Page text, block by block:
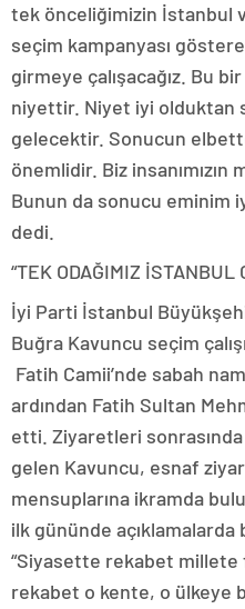
tek önceliğimizin İstanbul
seçim kampanyası
girmeye çalışacağız. Bu
niyettir. Niyet iyi olduktan
gelecektir. Sonucun
önemlidir. Biz insanımızın
Bunun da sonucu eminim
dedi.
“TEK ODAĞIMIZ İSTANBUL
İyi Parti İstanbul
Buğra Kavuncu seçim
Fatih Camii’nde sabah
ardından Fatih Sultan
etti. Ziyaretleri
gelen Kavuncu, esnaf
mensuplarına ikramda
ilk gününde
“Siyasette rekabet
rekabet o kente, o ülkeye